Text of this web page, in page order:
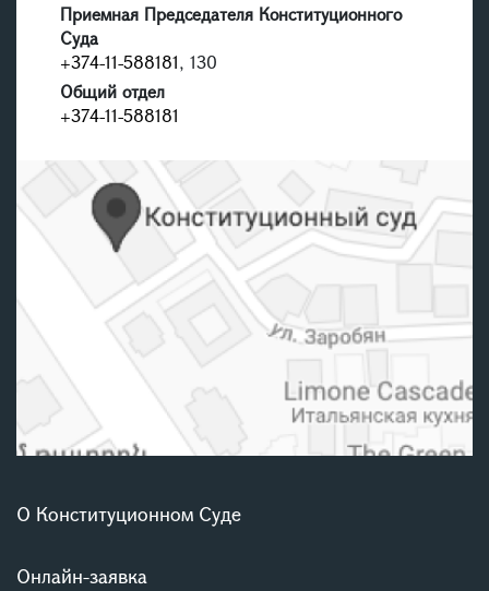
Приемная Председателя Конституционного
Суда
+374-11-588181, 130
Общий отдел
+374-11-588181
О Конституционном Суде
Онлайн-заявка